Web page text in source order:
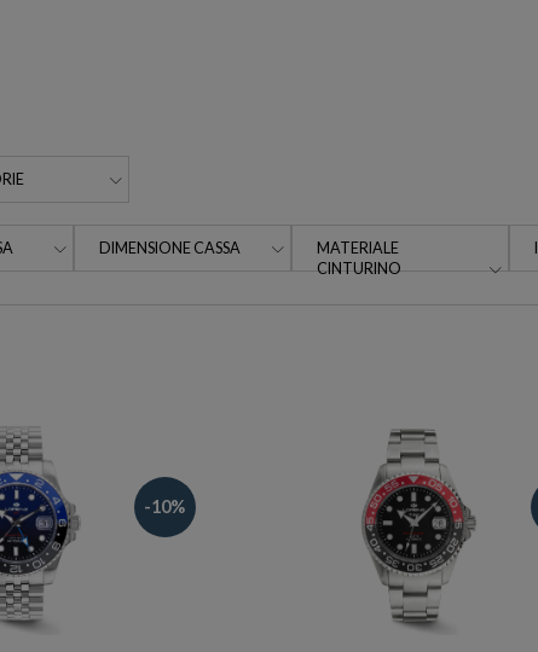
DIMENSIONE CASSA
MATERIALE
CINTURINO
-10%